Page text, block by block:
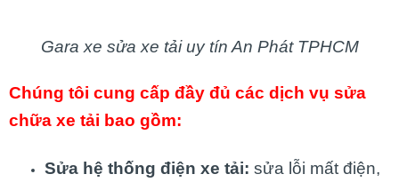
Gara xe sửa xe tải uy tín An Phát TPHCM
Chúng tôi cung cấp đầy đủ các dịch vụ sửa
chữa xe tải bao gồm:
Sửa hệ thống điện xe tải: sửa lỗi mất điện,